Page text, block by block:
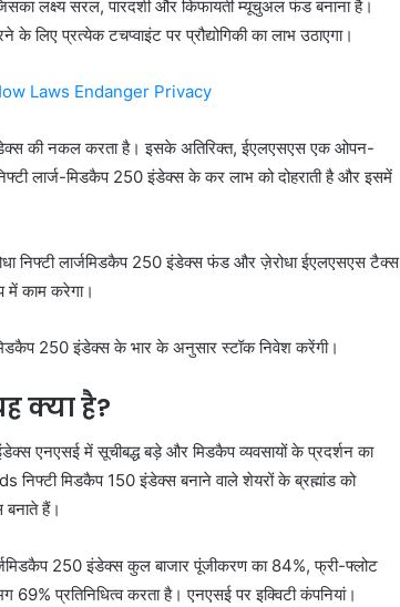
लक्ष्य सरल, पारदर्शी और किफायती म्यूचुअल फंड बनाना है।
लिए प्रत्येक टचप्वाइंट पर प्रौद्योगिकी का लाभ उठाएगा।
Laws Endanger Privacy
की नकल करता है। इसके अतिरिक्त, ईएलएसएस एक ओपन-
लार्ज-मिडकैप 250 इंडेक्स के कर लाभ को दोहराती है और इसमें
निफ्टी लार्जमिडकैप 250 इंडेक्स फंड और ज़ेरोधा ईएलएसएस टैक्स
में काम करेगा।
250 इंडेक्स के भार के अनुसार स्टॉक निवेश करेंगी।
क्या है?
एनएसई में सूचीबद्ध बड़े और मिडकैप व्यवसायों के प्रदर्शन का
निफ्टी मिडकैप 150 इंडेक्स बनाने वाले शेयरों के ब्रह्मांड को
बनाते हैं।
250 इंडेक्स कुल बाजार पूंजीकरण का 84%, फ्री-फ्लोट
प्रतिनिधित्व करता है। एनएसई पर इक्विटी कंपनियां।